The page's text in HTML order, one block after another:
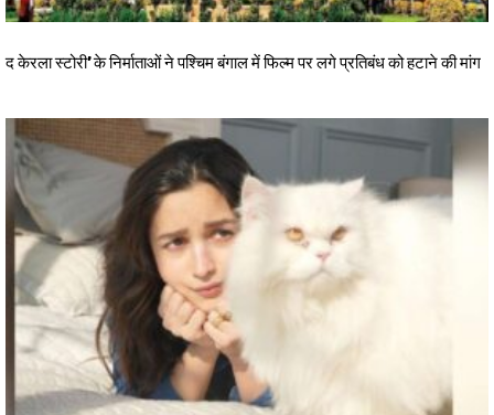
द केरला स्टोरी’ के निर्माताओं ने पश्चिम बंगाल में फिल्म पर लगे प्रतिबंध को हटाने की मांग